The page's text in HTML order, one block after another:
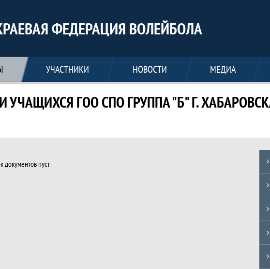
ФЕДЕРАЦИЯ ВОЛЕЙБОЛА
УЧАСТНИКИ НОВОСТИ МЕДИА
ГОО СПО ГРУППА "Б" Г.
СРЕДИ УЧАЩИХСЯ ГОО СПО ГРУППА "Б"
документов пуст